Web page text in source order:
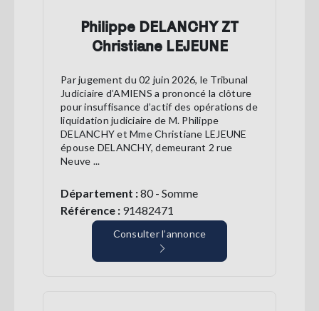
Philippe DELANCHY ZT
Christiane LEJEUNE
Par jugement du 02 juin 2026, le Tribunal
Judiciaire d’AMIENS a prononcé la clôture
pour insuffisance d’actif des opérations de
liquidation judiciaire de M. Philippe
DELANCHY et Mme Christiane LEJEUNE
épouse DELANCHY, demeurant 2 rue
Neuve ...
Département :80 - Somme
Référence : 91482471
Consulter l’annonce